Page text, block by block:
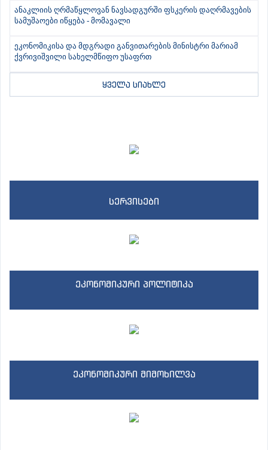
ანაკლიის ღრმაწყლოვან ნავსადგურში ფსკერის დაღრმავების
სამუშაოები იწყება - მომავალი
ეკონომიკისა და მდგრადი განვითარების მინისტრი მარიამ
ქვრივიშვილი სახელმწიფო უსაფრთ
ყველა სიახლე
სერვისები
ეკონომიკური პოლიტიკა
ეკონომიკური მიმოხილვა